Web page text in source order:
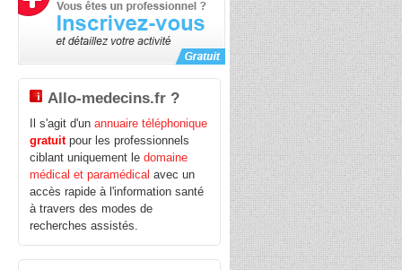
Allo-medecins.fr ?
Il s'agit d'unannuaire téléphonique
gratuitpour les professionnels
ciblant uniquement ledomaine
médical et paramédical avec un
accès rapide à l'information santé
à travers des modes de
recherches assistés.